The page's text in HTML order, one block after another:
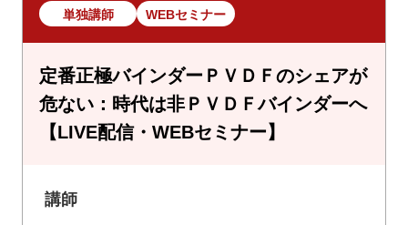
単独講師 WEBセミナー
定番正極バインダーＰＶＤＦのシェアが
危ない：時代は非ＰＶＤＦバインダーへ
【LIVE配信・WEBセミナー】
講師